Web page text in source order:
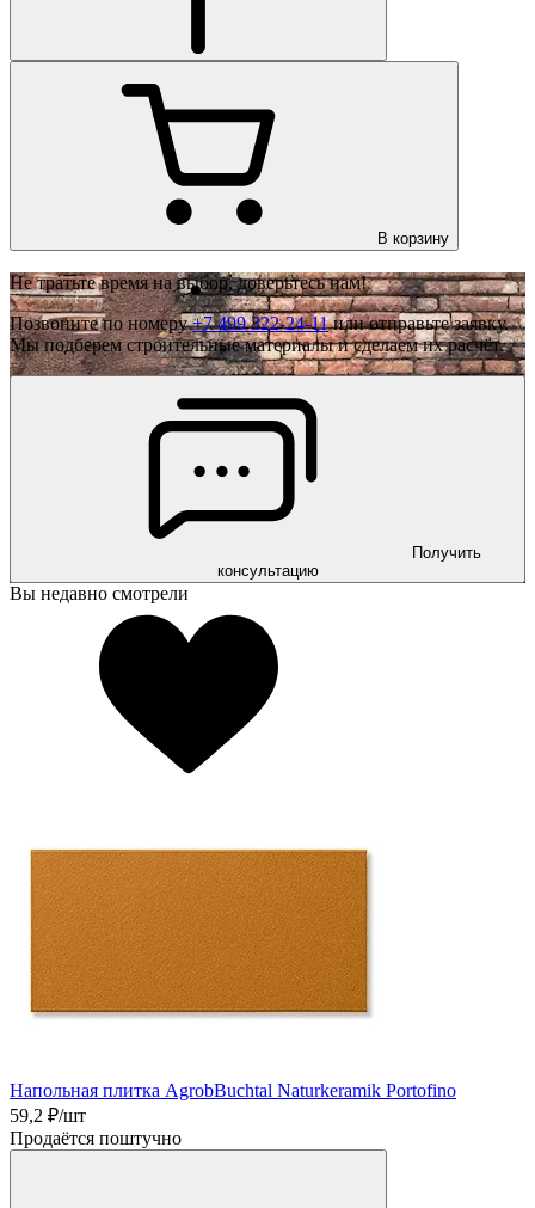
В корзину
Не тратьте время на выбор, доверьтесь нам!
Позвоните по номеру+7 499 322-24-11или отправьте заявку.
Мы подберем строительные материалы и сделаем их расчёт.
Получить
консультацию
Вы недавно смотрели
Напольная плитка AgrobBuchtal Naturkeramik Portofino
59,2 ₽/шт
Продаётся поштучно